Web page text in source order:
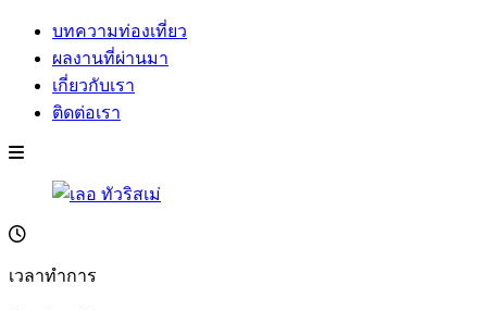
บทความท่องเที่ยว
ผลงานที่ผ่านมา
เกี่ยวกับเรา
ติดต่อเรา
เวลาทำการ